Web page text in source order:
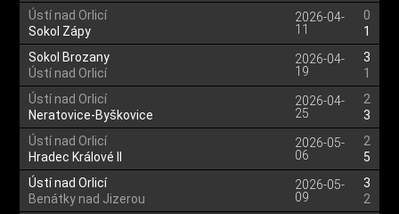
Ústí nad Orlicí
Sokol Zápy
2026-04-
11
0
1
Sokol Brozany
Ústí nad Orlicí
2026-04-
19
3
1
Ústí nad Orlicí
Neratovice-Byškovice
2026-04-
25
2
3
Ústí nad Orlicí
Hradec Králové II
2026-05-
06
2
5
Ústí nad Orlicí
Benátky nad Jizerou
2026-05-
09
3
2